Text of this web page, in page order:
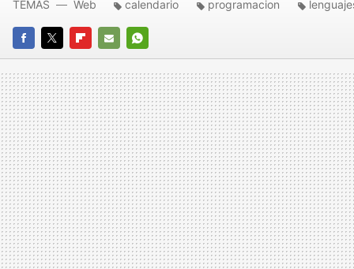
FACEBOOK
TWITTERFLIPBOARD
E-
MAIL
WHATSAPP
TEMAS Web calendario programacion